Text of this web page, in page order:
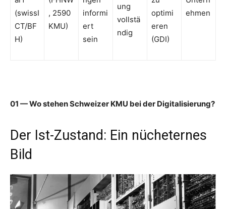
(swissI
CT/BF
H)
, 2590
KMU)
informi
ert
sein
ung
vollstä
ndig
optimi
eren
(GDI)
ehmen
01 — Wo stehen Schweizer KMU bei der Digitalisierung?
Der Ist-Zustand: Ein nücheternes
Bild